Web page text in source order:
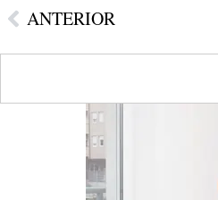
ANTERIOR